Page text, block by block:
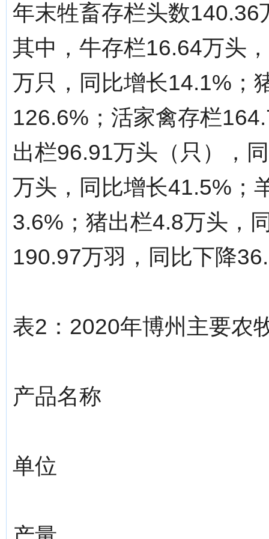
年末牲畜存栏头数
其中，牛存栏16.64万头
万只，同比增长14.1%；
126.6%；活家禽存栏
出栏96.91万头（只），
万头，同比增长41.5%；
3.6%；猪出栏4.8万头，
190.97万羽，同比下降
表2：2020年博州主要农
产品名称
单位